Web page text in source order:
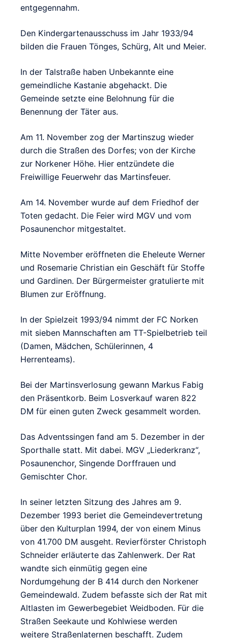
entgegennahm.
Den Kindergartenausschuss im Jahr 1933/94
bilden die Frauen Tönges, Schürg, Alt und Meier.
In der Talstraße haben Unbekannte eine
gemeindliche Kastanie abgehackt. Die
Gemeinde setzte eine Belohnung für die
Benennung der Täter aus.
Am 11. November zog der Martinszug wieder
durch die Straßen des Dorfes; von der Kirche
zur Norkener Höhe. Hier entzündete die
Freiwillige Feuerwehr das Martinsfeuer.
Am 14. November wurde auf dem Friedhof der
Toten gedacht. Die Feier wird MGV und vom
Posaunenchor mitgestaltet.
Mitte November eröffneten die Eheleute Werner
und Rosemarie Christian ein Geschäft für Stoffe
und Gardinen. Der Bürgermeister gratulierte mit
Blumen zur Eröffnung.
In der Spielzeit 1993/94 nimmt der FC Norken
mit sieben Mannschaften am TT-Spielbetrieb teil
(Damen, Mädchen, Schülerinnen, 4
Herrenteams).
Bei der Martinsverlosung gewann Markus Fabig
den Präsentkorb. Beim Losverkauf waren 822
DM für einen guten Zweck gesammelt worden.
Das Adventssingen fand am 5. Dezember in der
Sporthalle statt. Mit dabei. MGV „Liederkranz“,
Posaunenchor, Singende Dorffrauen und
Gemischter Chor.
In seiner letzten Sitzung des Jahres am 9.
Dezember 1993 beriet die Gemeindevertretung
über den Kulturplan 1994, der von einem Minus
von 41.700 DM ausgeht. Revierförster Christoph
Schneider erläuterte das Zahlenwerk. Der Rat
wandte sich einmütig gegen eine
Nordumgehung der B 414 durch den Norkener
Gemeindewald. Zudem befasste sich der Rat mit
Altlasten im Gewerbegebiet Weidboden. Für die
Straßen Seekaute und Kohlwiese werden
weitere Straßenlaternen beschafft. Zudem